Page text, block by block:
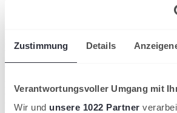
Zustimmung Details
Verantwortungsvoller Umgang mit
Wir und unsere 1022 Partner
Siegen bei sieben Niederlagen eine negative
Südamerikaner. Das letzte
mit 3:0. Die Partie wird in Deutschland live
übertragen.Tickets gibt es hier zu kaufen.
Registerkarte geöffnet
Die DTB-Auswahl hatte sich nach Siegen
und Japan im September für die Final 8
besiegte Norwegen und den letztjährigen